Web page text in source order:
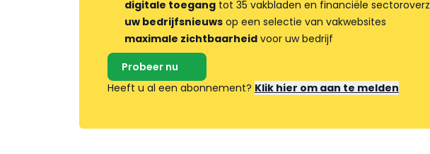
digitale toegang tot 35 vakbladen en financiële
uw bedrijfsnieuws op een selectie van vakwebsites
maximale zichtbaarheid voor uw bedrijf
Probeer nu
Heeft u al een abonnement? Klik hier om aan te melden